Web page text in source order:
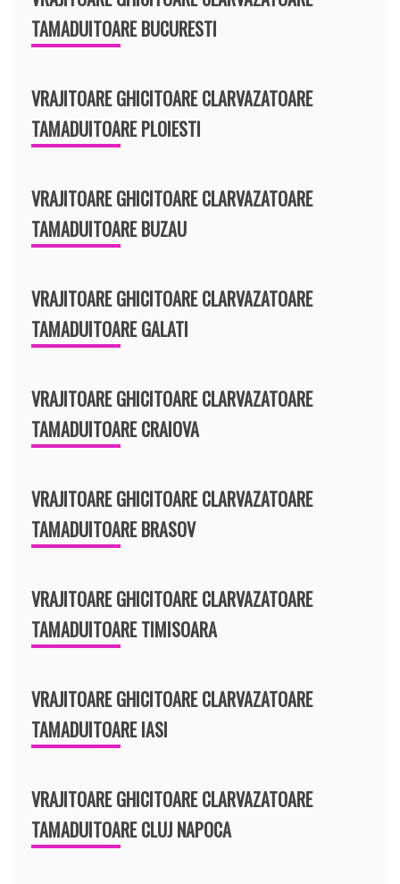
TAMADUITOARE BUCURESTI
VRAJITOARE GHICITOARE CLARVAZATOARE
TAMADUITOARE PLOIESTI
VRAJITOARE GHICITOARE CLARVAZATOARE
TAMADUITOARE BUZAU
VRAJITOARE GHICITOARE CLARVAZATOARE
TAMADUITOARE GALATI
VRAJITOARE GHICITOARE CLARVAZATOARE
TAMADUITOARE CRAIOVA
VRAJITOARE GHICITOARE CLARVAZATOARE
TAMADUITOARE BRASOV
VRAJITOARE GHICITOARE CLARVAZATOARE
TAMADUITOARE TIMISOARA
VRAJITOARE GHICITOARE CLARVAZATOARE
TAMADUITOARE IASI
VRAJITOARE GHICITOARE CLARVAZATOARE
TAMADUITOARE CLUJ NAPOCA